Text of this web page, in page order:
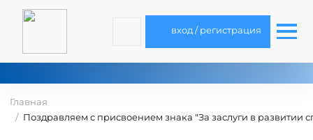
вход / регистрация
Главная
Поздравляем с присвоением знака "За заслуги в развитии